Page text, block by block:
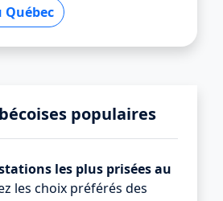
Québec
populaires
les plus prisées au
les choix préférés des